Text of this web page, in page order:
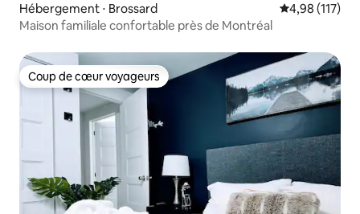
Hébergement ⋅ Brossard Évaluation
4,98 (117)
Maison familiale confortable près de Montréal
Coup de cœur voyageurs
Coup de cœur voyageurs